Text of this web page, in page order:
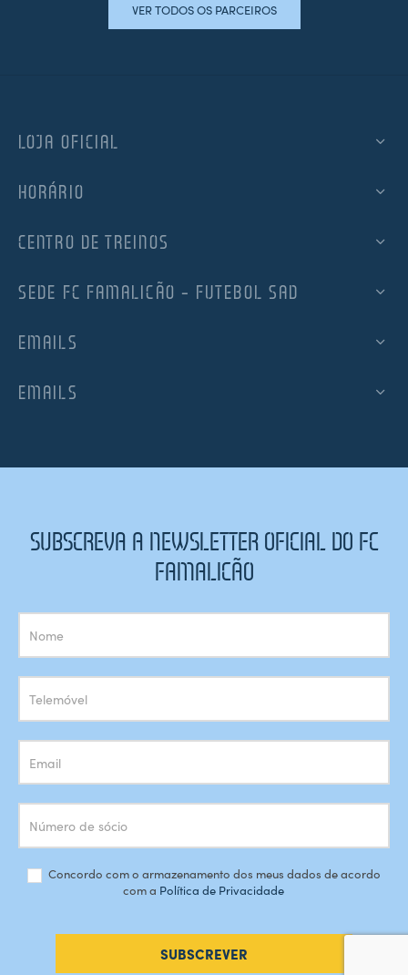
VER TODOS OS PARCEIROS
LOJA OFICIAL
HORÁRIO
CENTRO DE TREINOS
SEDE FC FAMALICÃO – FUTEBOL SAD
EMAILS
EMAILS
SUBSCREVA A NEWSLETTER OFICIAL DO FC
FAMALICÃO
Subscrição
Newsletter
Concordo com o armazenamento dos meus dados de acordo
com a Política de Privacidade
SUBSCREVER